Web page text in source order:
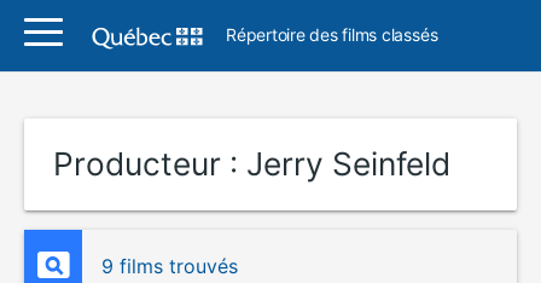
Répertoire des films classés
Producteur : Jerry Seinfeld
9 films trouvés